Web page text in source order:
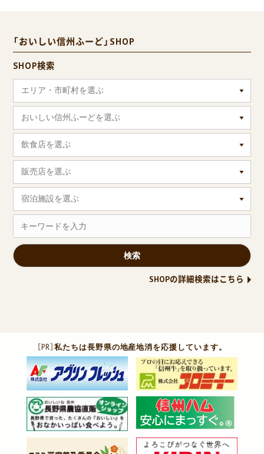
「おいしい信州ふーど」SHOP
SHOP検索
エリア・市町村を選ぶ
おいしい信州ふーどを選ぶ
飲食店を選ぶ
販売店を選ぶ
宿泊施設を選ぶ
SHOPの詳細検索はこちら
［PR］私たちは長野県の地産地消を応援しています。